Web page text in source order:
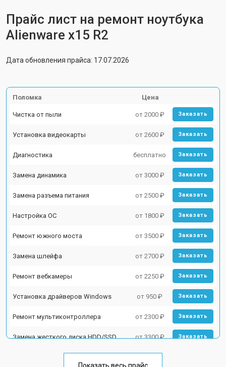
Прайс лист на ремонт ноутбука
Alienware x15 R2
Дата обновления прайса: 17.07.2026
Поломка Цена
Чистка от пыли от 2000 ₽ Заказать
Установка видеокарты от 2600 ₽ Заказать
Диагностика бесплатно Заказать
Замена динамика от 3000 ₽ Заказать
Замена разъема питания от 2500 ₽ Заказать
Настройка ОС от 1800 ₽ Заказать
Ремонт южного моста от 3500 ₽ Заказать
Замена шлейфа от 2700 ₽ Заказать
Ремонт вебкамеры от 2250 ₽ Заказать
Установка драйверов Windows от 950 ₽ Заказать
Ремонт мультиконтроллера от 2300 ₽ Заказать
Замена жесткого диска HDD/SSD от 3300 ₽ Заказать